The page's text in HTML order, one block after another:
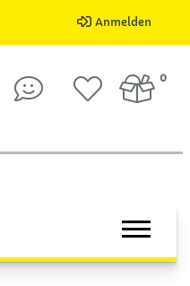
Anmelden
0